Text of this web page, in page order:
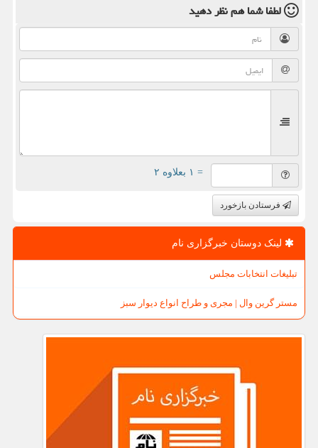
لطفا شما همنظر دهید
= ۱ بعلاوه ۲
فرستادن بازخورد
لینک دوستان خبرگزاری نام
تبلیغات انتخابات مجلس
مستر گرین وال | مجری و طراح انواع دیوار سبز